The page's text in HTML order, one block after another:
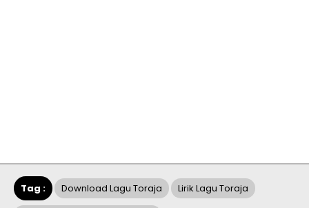
Tag : Download Lagu Toraja Lirik Lagu Toraja